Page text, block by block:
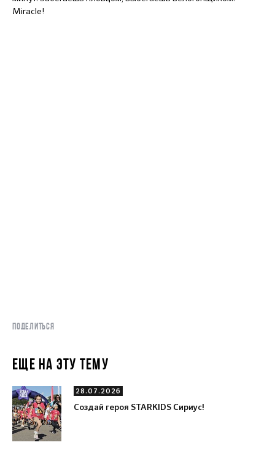
Miracle!
ПОДЕЛИТЬСЯ
ЕЩЕ НА ЭТУ ТЕМУ
28.07.2026
Создай героя STARKIDS Сириус!